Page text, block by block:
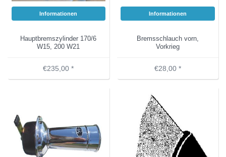
Informationen
Hauptbremszylinder 170/6
W15, 200 W21
€235,00 *
Informationen
Bremsschlauch vorn,
Vorkrieg
€28,00 *